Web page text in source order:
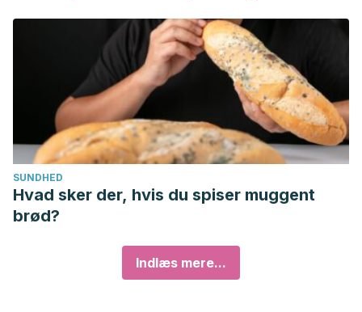
SUNDHED
Hvad sker der, hvis du spiser muggent
brød?
Indlæs mere...